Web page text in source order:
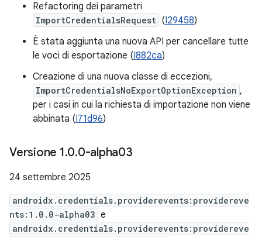
Refactoring dei parametri
ImportCredentialsRequest (I29458)
È stata aggiunta una nuova API per cancellare tutte
le voci di esportazione (I882ca)
Creazione di una nuova classe di eccezioni,
ImportCredentialsNoExportOptionException ,
per i casi in cui la richiesta di importazione non viene
abbinata (I71d96)
Versione 1.0.0-alpha03
24 settembre 2025
androidx.credentials.providerevents:providereve
nts:1.0.0-alpha03 e
androidx.credentials.providerevents:providereve